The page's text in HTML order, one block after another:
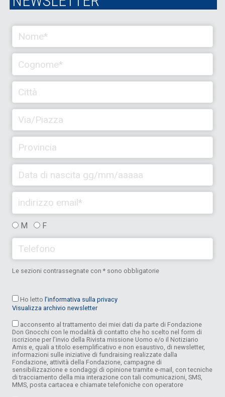
M F
Le sezioni contrassegnate con * sono obbligatorie
Ho letto l’informativa sulla privacy
Visualizza archivio newsletter
acconsento al trattamento dei miei dati da parte di Fondazione
Don Gnocchi con le modalità di contatto che ho scelto nel form di
iscrizione per l’invio della Rivista missione Uomo e/o il Notiziario
Amis e, quali a titolo esemplificativo e non esaustivo, di newsletter,
informazioni sulle iniziative di fundraising realizzate dalla
Fondazione, attività della Fondazione, campagne di
sensibilizzazione e sondaggi di opinione tramite e-mail, con tecniche
di tracciamento della mia interazione con tali comunicazioni, SMS,
MMS, posta cartacea e chiamate telefoniche con operatore